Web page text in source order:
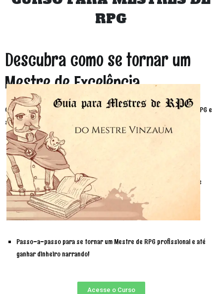
RPG
Descubra como se tornar um
Mestre de Excelência
O método de 7 passos que mudará para sempre sua forma de narrar RPG e
se divertir jogando qualquer sistema.
Seja você um mestre iniciante ou experiente.
Completamente embasado em técnicas de game design, gestão de
pessoas, perfis psicológicos, técnicas de storytelling e gestão de
projetos.
Ferramentas úteis no seu cotidiano fora do RPG.
Passo-a-passo para se tornar um Mestre de RPG profissional e até
ganhar dinheiro narrando!
Acesse o Curso